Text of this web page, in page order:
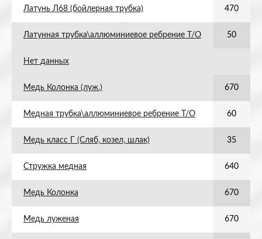
Латунь Л68 (бойлерная трубка) 470
Латунная трубка\аллюминиевое ребрение Т/О 50
Нет данных
Медь Колонка (луж.) 670
Медная трубка\аллюминиевое ребрение Т/О 60
Медь класс Г (Сляб, козел, шлак) 35
Стружка медная 640
Медь Колонка 670
Медь луженая 670